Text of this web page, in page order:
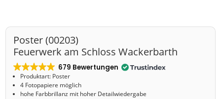
Poster (00203)
Feuerwerk am Schloss Wackerbarth
679 Bewertungen
Produktart: Poster
4 Fotopapiere möglich
hohe Farbbrillanz mit hoher Detailwiedergabe